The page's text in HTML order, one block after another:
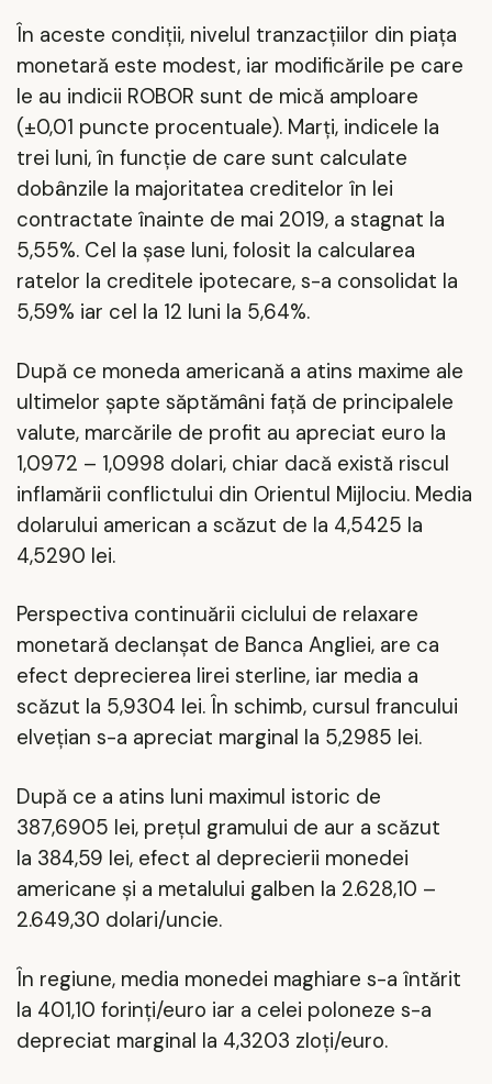
În aceste condiții, nivelul tranzacțiilor din piața
monetară este modest, iar modificările pe care
le au indicii ROBOR sunt de mică amploare
(±0,01 puncte procentuale). Marți, indicele la
trei luni, în funcţie de care sunt calculate
dobânzile la majoritatea creditelor în lei
contractate înainte de mai 2019, a stagnat la
5,55%. Cel la șase luni, folosit la calcularea
ratelor la creditele ipotecare, s-a consolidat la
5,59% iar cel la 12 luni la 5,64%.
După ce moneda americană a atins maxime ale
ultimelor șapte săptămâni față de principalele
valute, marcările de profit au apreciat euro la
1,0972 – 1,0998 dolari, chiar dacă există riscul
inflamării conflictului din Orientul Mijlociu. Media
dolarului american a scăzut de la 4,5425 la
4,5290 lei.
Perspectiva continuării ciclului de relaxare
monetară declanșat de Banca Angliei, are ca
efect deprecierea lirei sterline, iar media a
scăzut la 5,9304 lei. În schimb, cursul francului
elvețian s-a apreciat marginal la 5,2985 lei.
După ce a atins luni maximul istoric de
387,6905 lei, prețul gramului de aur a scăzut
la 384,59 lei, efect al deprecierii monedei
americane și a metalului galben la 2.628,10 –
2.649,30 dolari/uncie.
În regiune, media monedei maghiare s-a întărit
la 401,10 forinți/euro iar a celei poloneze s-a
depreciat marginal la 4,3203 zloți/euro.